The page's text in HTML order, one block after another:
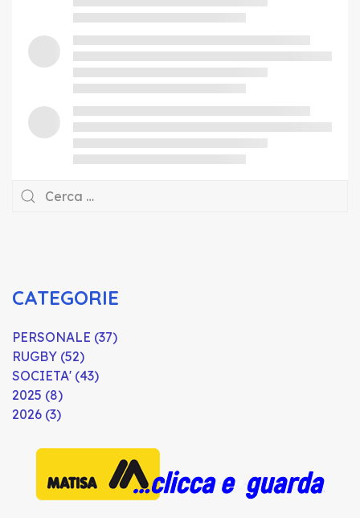
CATEGORIE
PERSONALE (37)
RUGBY (52)
SOCIETA' (43)
2025 (8)
2026 (3)